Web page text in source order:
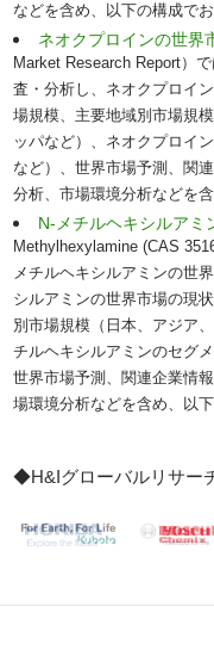
などを含め、以下の構成で
ネオクプロインの世界
Market Research Report）
査・分析し、ネオクプロイ
場規模、主要地域別市場規
ッパなど）、ネオクプロイ
など）、世界市場予測、関
分析、市場環境分析などを
N-メチルヘキシルア
Methylhexylamine (CAS
メチルヘキシルアミンの世
シルアミンの世界市場の現
別市場規模（日本、アジア
チルヘキシルアミンのセグ
世界市場予測、関連企業情
場環境分析などを含め、以
◆H&Iグローバルリサー